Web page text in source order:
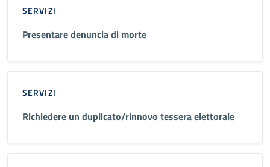
SERVIZI
Presentare denuncia di morte
SERVIZI
Richiedere un duplicato/rinnovo tessera elettorale